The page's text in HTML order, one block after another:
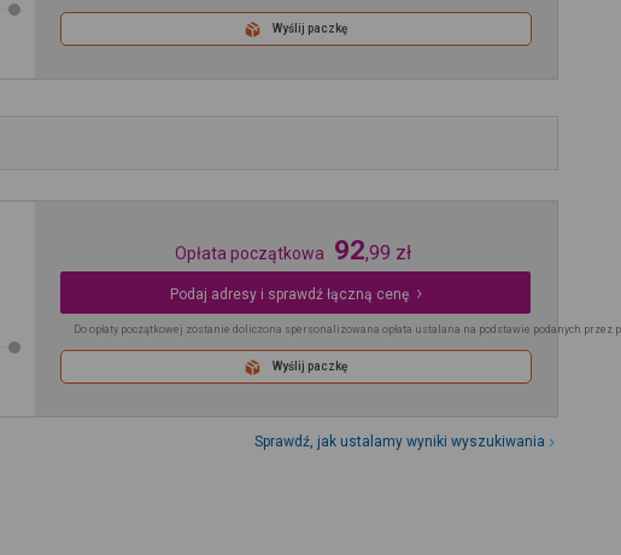
Wyślij paczkę
Opłata początkowa 92,99 zł
Podaj adresy i sprawdź łączną cenę
Do opłaty początkowej zostanie doliczona spersonalizowana opłata ustalana na podstawie podanych przez
Wyślij paczkę
Sprawdź, jak ustalamy wyniki wyszukiwania